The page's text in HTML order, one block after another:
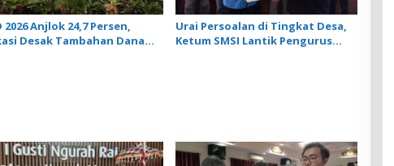
2026 Anjlok 24,7 Persen,
Desak Tambahan Dana
Urai Persoalan di Tingkat Desa,
Ketum SMSI Lantik Pengurus